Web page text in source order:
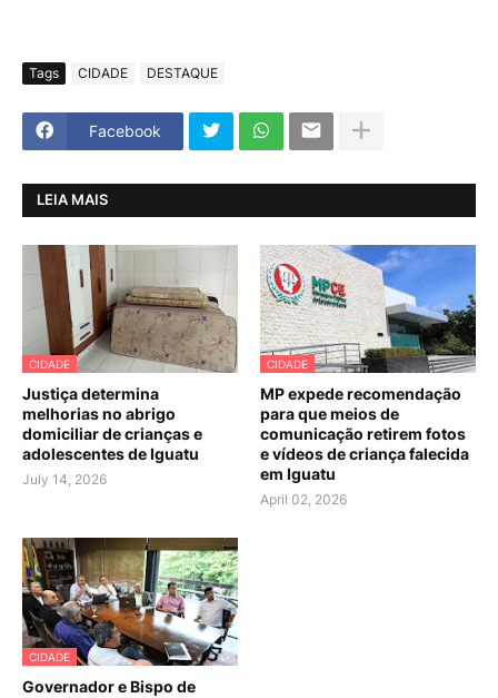
Tags CIDADE DESTAQUE
Facebook
LEIA MAIS
CIDADE
Justiça determina
melhorias no abrigo
domiciliar de crianças e
adolescentes de Iguatu
July 14, 2026
CIDADE
MP expede recomendação
para que meios de
comunicação retirem fotos
e vídeos de criança falecida
em Iguatu
April 02, 2026
CIDADE
Governador e Bispo de